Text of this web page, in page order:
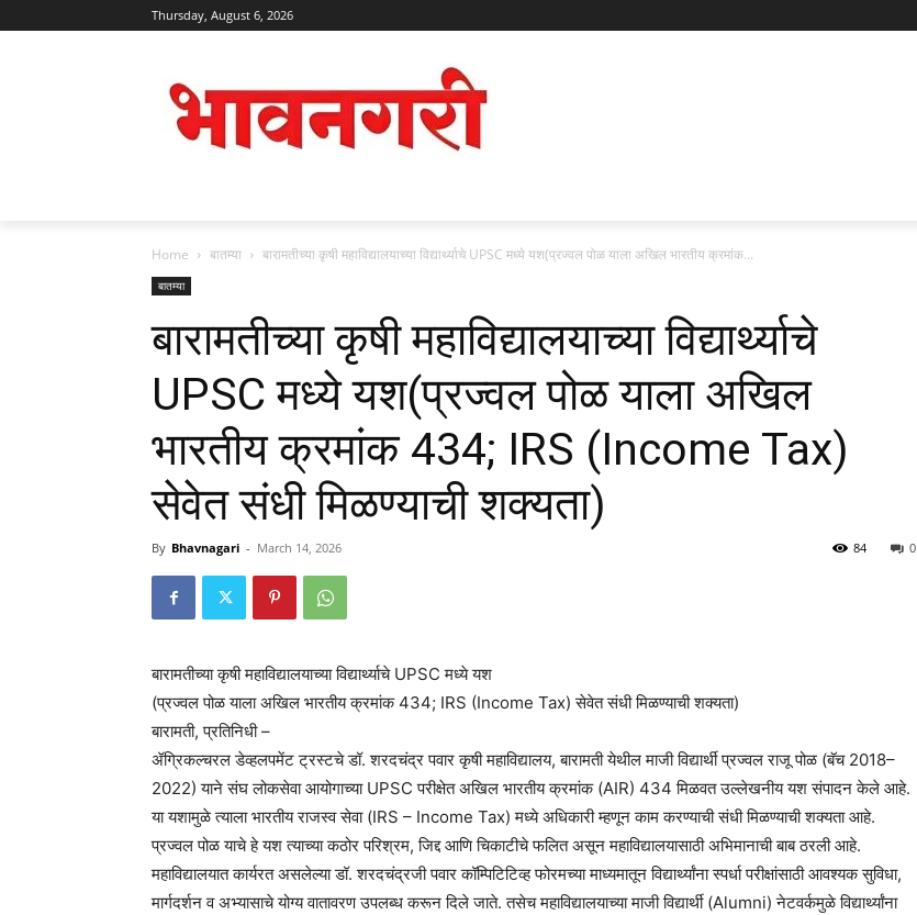
Thursday, August 6, 2026
Home बातम्या बारामतीच्या कृषी महाविद्यालयाच्या विद्यार्थ्याचे UPSC मध्ये यश(प्रज्वल पोळ याला अखिल भारतीय क्रमांक...
बातम्या
बारामतीच्या कृषी महाविद्यालयाच्या विद्यार्थ्याचे
UPSC मध्ये यश(प्रज्वल पोळ याला अखिल
भारतीय क्रमांक 434; IRS (Income Tax)
सेवेत संधी मिळण्याची शक्यता)
By Bhavnagari - March 14, 2026 0
84
बारामतीच्या कृषी महाविद्यालयाच्या विद्यार्थ्याचे UPSC मध्ये यश
(प्रज्वल पोळ याला अखिल भारतीय क्रमांक 434; IRS (Income Tax) सेवेत संधी मिळण्याची शक्यता)
बारामती, प्रतिनिधी –
ॲग्रिकल्चरल डेव्हलपमेंट ट्रस्टचे डॉ. शरदचंद्र पवार कृषी महाविद्यालय, बारामती येथील माजी विद्यार्थी प्रज्वल राजू पोळ (बॅच 2018–
2022) याने संघ लोकसेवा आयोगाच्या UPSC परीक्षेत अखिल भारतीय क्रमांक (AIR) 434 मिळवत उल्लेखनीय यश संपादन केले आहे.
या यशामुळे त्याला भारतीय राजस्व सेवा (IRS – Income Tax) मध्ये अधिकारी म्हणून काम करण्याची संधी मिळण्याची शक्यता आहे.
प्रज्वल पोळ याचे हे यश त्याच्या कठोर परिश्रम, जिद्द आणि चिकाटीचे फलित असून महाविद्यालयासाठी अभिमानाची बाब ठरली आहे.
महाविद्यालयात कार्यरत असलेल्या डॉ. शरदचंद्रजी पवार कॉम्पिटिटिव्ह फोरमच्या माध्यमातून विद्यार्थ्यांना स्पर्धा परीक्षांसाठी आवश्यक सुविधा,
मार्गदर्शन व अभ्यासाचे योग्य वातावरण उपलब्ध करून दिले जाते. तसेच महाविद्यालयाच्या माजी विद्यार्थी (Alumni) नेटवर्कमुळे विद्यार्थ्यांना